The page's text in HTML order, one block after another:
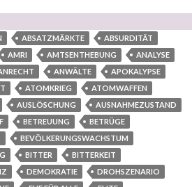
ABSATZMÄRKTE
ABSURDITÄT
AMRI AMTSENTHEBUNG
ANALYSE
ANWÄLTE
APOKALYPSE
ATOMKRIEG
ATOMWAFFEN
AUSLÖSCHUNG
AUSNAHMEZUSTAND
BETREUUNG
BETRÜGE
BEVÖLKERUNGSWACHSTUM
BITTER
BITTERKEIT
DEMOKRATIE
DROHSZENARIO